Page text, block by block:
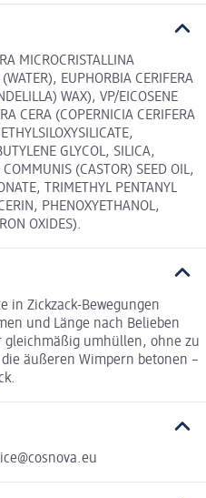
MICROCRISTALLINA
EUPHORBIA CERIFERA
WAX), VP/EICOSENE
CERA (COPERNICIA CERIFERA
GLYCOL, SILICA,
(CASTOR) SEED OIL,
TRIMETHYL PENTANYL
PHENOXYETHANOL,
OXIDES).
in Zickzack-Bewegungen
und Länge nach Belieben
gleichmäßig umhüllen, ohne zu
äußeren Wimpern betonen –